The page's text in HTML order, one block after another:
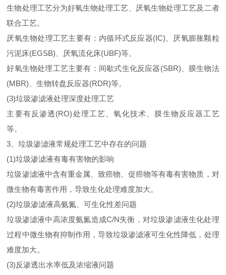
生物处理工艺分为好氧生物处理工艺、厌氧生物处理工艺及二者
联合工艺。
厌氧生物处理工艺主要有：内循环式反应器(IC)、厌氧膨胀颗粒
污泥床(EGSB)、厌氧流化床(UBF)等。
好氧生物处理工艺主要有：间歇式生化反应器(SBR)、膜生物法
(MBR)、生物转盘反应器(RDR)等。
(3)垃圾渗滤液处理深度处理工艺
主要有反渗透(RO)处理工艺、氧化技术、膜生物反应器工艺
等。
3、垃圾渗滤液常规处理工艺中存在的问题
(1)垃圾渗滤液有毒有害物的影响
垃圾渗滤液中含有重金属、致癌物、促癌物等有毒有害物质，对
微生物有毒害作用，导致生化处理难度加大。
(2)垃圾渗滤液高氨氮、可生化性差问题
垃圾渗滤液中高浓度氨氮造成C/N失衡，对垃圾渗滤液生化处理
过程中微生物有抑制作用，导致垃圾渗滤液可生化性降低，处理
难度加大。
(3)反渗透出水率低及浓缩液问题